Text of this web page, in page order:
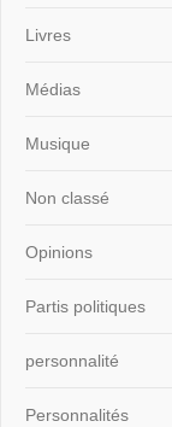
Livres
Médias
Musique
Non classé
Opinions
Partis politiques
personnalité
Personnalités